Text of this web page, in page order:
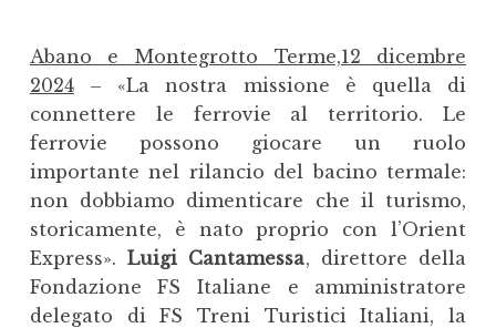
Abano e Montegrotto Terme,12 dicembre
2024– «La nostra missione è quella di
connettere le ferrovie al territorio. Le
ferrovie possono giocare un ruolo
importante nel rilancio del bacino termale:
non dobbiamo dimenticare che il turismo,
storicamente, è nato proprio con l’Orient
Express».Luigi Cantamessa, direttore della
Fondazione FS Italiane e amministratore
delegato di FS Treni Turistici Italiani, la